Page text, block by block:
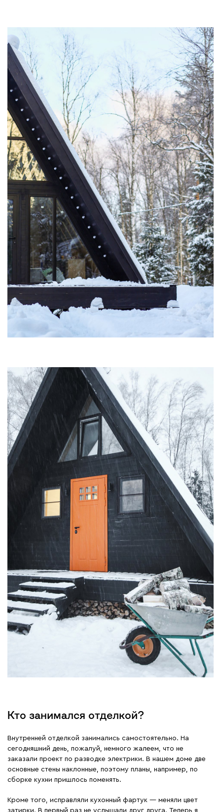
Кто занимался отделкой?
Внутренней отделкой занимались самостоятельно. На
сегодняшний день, пожалуй, немного жалеем, что не
заказали проект по разводке электрики. В нашем доме две
основные стены наклонные, поэтому планы, например, по
сборке кухни пришлось поменять.
Кроме того, исправляли кухонный фартук — меняли цвет
затирки. В первый раз не услышали друг друга. Теперь я